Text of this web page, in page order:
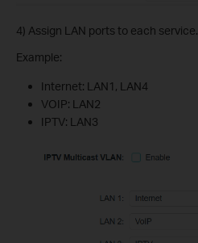
4) Assign LAN ports to each service.
Example:
Internet: LAN1, LAN4
VOIP: LAN2
IPTV: LAN3